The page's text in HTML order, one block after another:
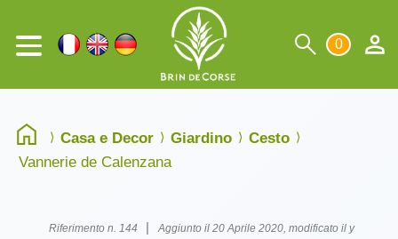
0
Casa e Decor Giardino
Cesto
Vannerie de Calenzana
Riferimento n. 144 |
Aggiunto il 20 Aprile 2020, modificato il y